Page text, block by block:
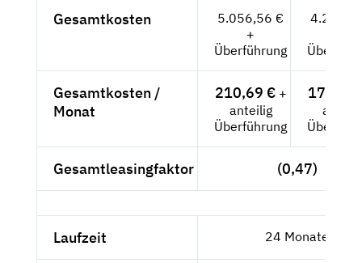
Gesamtkosten
5.056,56 €
+
Überführung
Gesamtkosten /
Monat
210,69 €+
anteilig
Überführung
177,05
Gesamtleasingfaktor (0,47)
Laufzeit 24 Monate